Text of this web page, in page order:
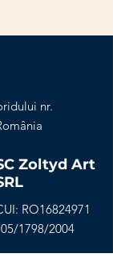
nr.
Zoltyd Art
RO16824971
1798/2004